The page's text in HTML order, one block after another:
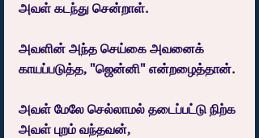
அவள் கடந்து சென்றாள்.
அவளின் அந்த செய்கை அவனைக்
காயப்படுத்த, "ஜென்னி" என்றழைத்தான்.
அவள் மேலே செல்லாமல் தடைப்பட்டு நிற்க
அவள் புறம் வந்தவன்,